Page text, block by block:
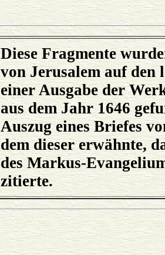
Diese Fragmente
von Jerusalem auf den
einer Ausgabe der
aus dem Jahr 1646
Auszug eines Briefes
dem dieser erwähnte,
des Markus-
zitierte.